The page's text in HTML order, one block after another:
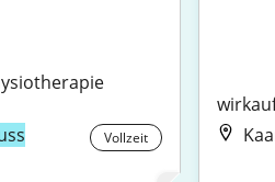
Vollzeit